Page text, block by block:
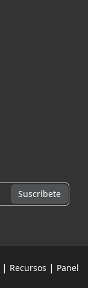
| Recursos | Panel